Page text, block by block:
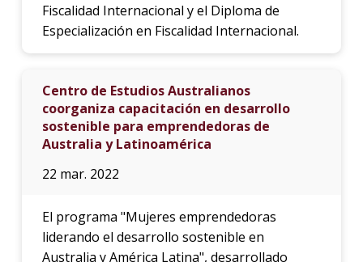
Fiscalidad Internacional y el Diploma de
Especialización en Fiscalidad Internacional.
Centro de Estudios Australianos
coorganiza capacitación en desarrollo
sostenible para emprendedoras de
Australia y Latinoamérica
22 mar. 2022
El programa "Mujeres emprendedoras
liderando el desarrollo sostenible en
Australia y América Latina", desarrollado